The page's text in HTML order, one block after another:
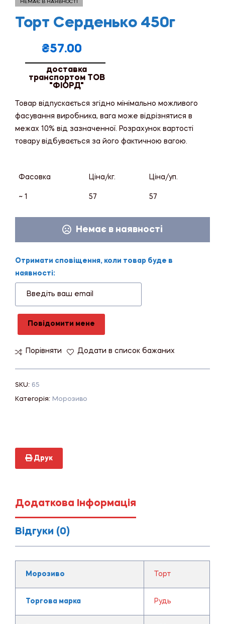
НЕМАЄ В НАЯВНОСТІ
Торт Серденько 450г
₴57.00
доставка
транспортом ТОВ
"ФІОРД"
Товар відпускається згідно мінімально можливого
фасування виробника, вага може відрізнятися в
межах 10% від зазначенної. Розрахунок вартості
товару відбувається за його фактичною вагою.
Фасовка Ціна/кг. Ціна/уп.
~ 1 57 57
Немає в наявності
Отримати сповіщення, коли товар буде в
наявності:
Повідомити мене
Порівняти Додати в список бажаних
SKU: 65
Категорія: Морозиво
Друк
Додаткова Інформація
Відгуки (0)
Морозиво Торт
Торгова марка Рудь